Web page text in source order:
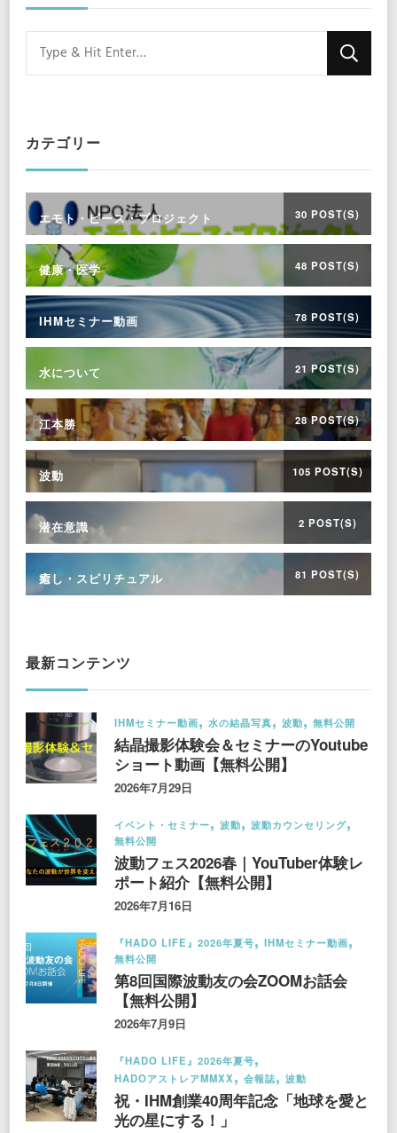
Looking
for
カテゴリー
エモト・ピース・プロジェクト 30 POST(S)
健康・医学 48 POST(S)
IHMセミナー動画 78 POST(S)
水について 21 POST(S)
江本勝 28 POST(S)
波動 105 POST(S)
潜在意識 2 POST(S)
癒し・スピリチュアル 81 POST(S)
最新コンテンツ
IHMセミナー動画 水の結晶写真 波動 無料公開
結晶撮影体験会＆セミナーのYoutube
ショート動画【無料公開】
2026年7月29日
イベント・セミナー 波動
波動カウンセリング
無料公開
波動フェス2026春｜YouTuber体験レ
ポート紹介【無料公開】
2026年7月16日
『HADO LIFE』2026年夏号
IHMセミナー動画
無料公開
第8回国際波動友の会ZOOMお話会
【無料公開】
2026年7月9日
『HADO LIFE』2026年夏号
HADOアストレアMMXX
会報誌 波動
祝・IHM創業40周年記念「地球を愛と
光の星にする！」